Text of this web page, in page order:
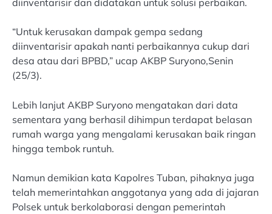
diinventarisir dan didatakan untuk solusi perbaikan.
“Untuk kerusakan dampak gempa sedang
diinventarisir apakah nanti perbaikannya cukup dari
desa atau dari BPBD,” ucap AKBP Suryono,Senin
(25/3).
Lebih lanjut AKBP Suryono mengatakan dari data
sementara yang berhasil dihimpun terdapat belasan
rumah warga yang mengalami kerusakan baik ringan
hingga tembok runtuh.
Namun demikian kata Kapolres Tuban, pihaknya juga
telah memerintahkan anggotanya yang ada di jajaran
Polsek untuk berkolaborasi dengan pemerintah